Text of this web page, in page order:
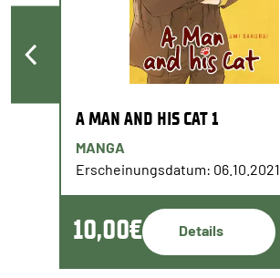
A MAN AND HIS CAT 1
MANGA
Erscheinungsdatum: 06.10.2021
10,00€ Details